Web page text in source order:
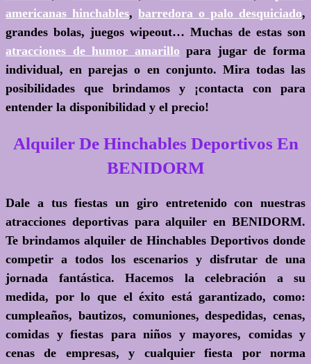
americanas hinchables, barredora o palo desquiciado,
grandes bolas, juegos wipeout… Muchas de estas son
atracciones de humor amarillo para jugar de forma
individual, en parejas o en conjunto. Mira todas las
posibilidades que brindamos y ¡contacta con para
entender la disponibilidad y el precio!
Alquiler De Hinchables Deportivos En
BENIDORM
Dale a tus fiestas un giro entretenido con nuestras
atracciones deportivas para alquiler en BENIDORM.
Te brindamos alquiler de Hinchables Deportivos donde
competir a todos los escenarios y disfrutar de una
jornada fantástica. Hacemos la celebración a su
medida, por lo que el éxito está garantizado, como:
cumpleaños, bautizos, comuniones, despedidas, cenas,
comidas y fiestas para niños y mayores, comidas y
cenas de empresas, y cualquier fiesta por norma